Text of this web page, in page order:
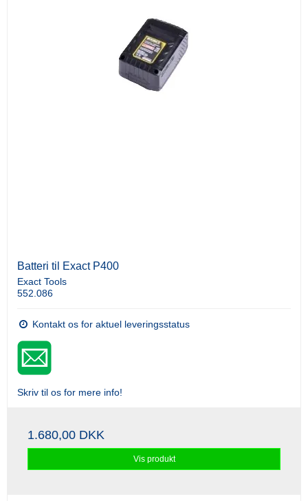
Batteri til Exact P400
Exact Tools
552.086
Kontakt os for aktuel leveringsstatus
Skriv til os for mere info!
1.680,00 DKK
Vis produkt